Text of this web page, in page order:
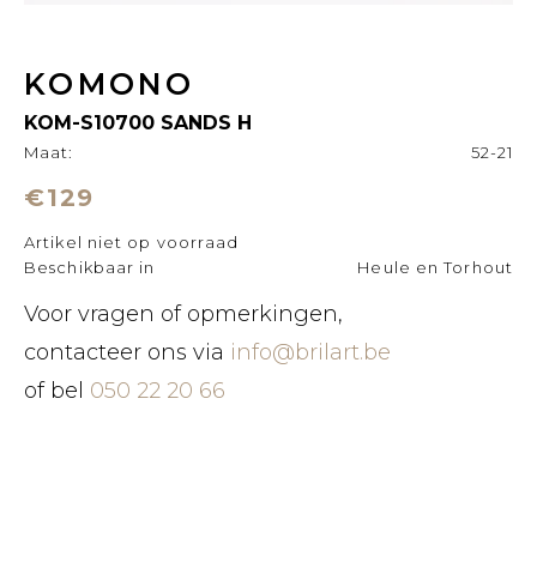
KOMONO
KOM-S10700 SANDS H
Maat: 52-21
€129
Artikel niet op voorraad
Beschikbaar in
Heule en Torhout
Voor vragen of opmerkingen,
contacteer ons via info@brilart.be
of bel 050 22 20 66